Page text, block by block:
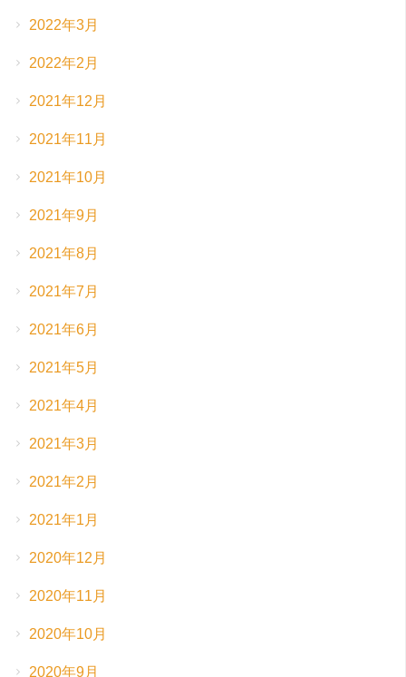
2022年3月
2022年2月
2021年12月
2021年11月
2021年10月
2021年9月
2021年8月
2021年7月
2021年6月
2021年5月
2021年4月
2021年3月
2021年2月
2021年1月
2020年12月
2020年11月
2020年10月
2020年9月